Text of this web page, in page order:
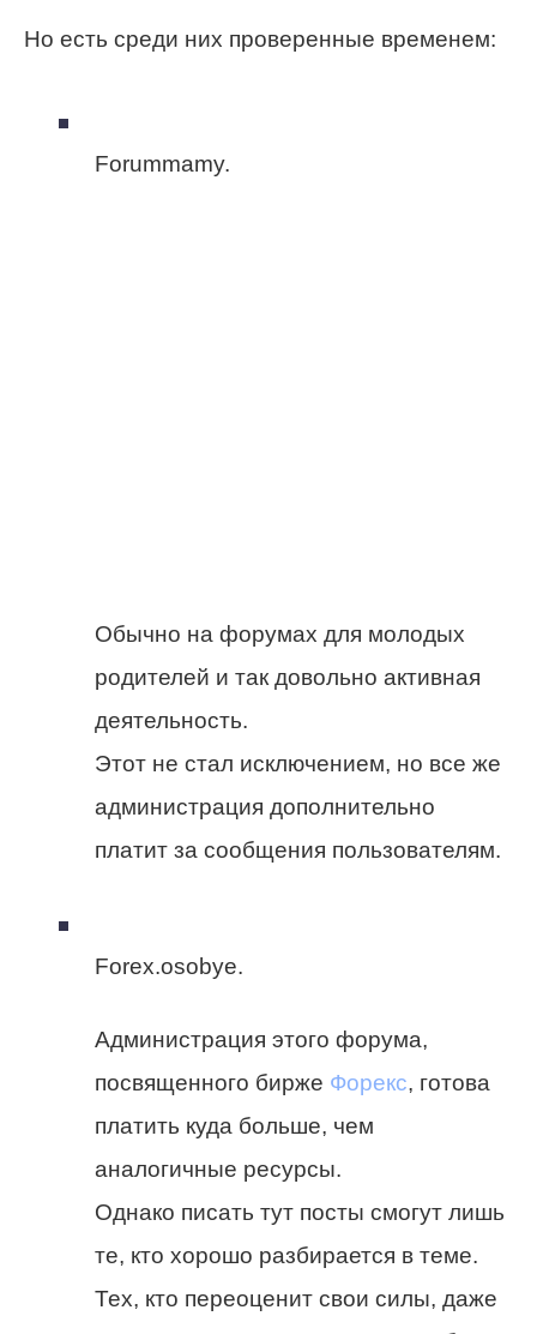
Но есть среди них проверенные временем:
Forummamy.
Обычно на форумах для молодых
родителей и так довольно активная
деятельность.
Этот не стал исключением, но все же
администрация дополнительно
платит за сообщения пользователям.
Forex.osobye.
Администрация этого форума,
посвященного бирже Форекс, готова
платить куда больше, чем
аналогичные ресурсы.
Однако писать тут посты смогут лишь
те, кто хорошо разбирается в теме.
Тех, кто переоценит свои силы, даже